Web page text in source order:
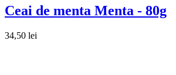
Ceai de menta Menta - 80g
34,50 lei